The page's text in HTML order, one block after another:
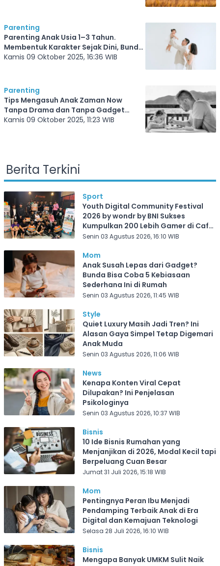
Parenting
Parenting Anak Usia 1–3 Tahun.
Membentuk Karakter Sejak Dini, Bunda
Perlu Baca
Kamis 09 Oktober 2025, 16:36 WIB
Parenting
Tips Mengasuh Anak Zaman Now
Tanpa Drama dan Tanpa Gadget
Berlebihan, Bunda Harus Tahu
Kamis 09 Oktober 2025, 11:23 WIB
Berita Terkini
Sport
Youth Digital Community Festival
2026 by wondr by BNI Sukses
Kumpulkan 200 Lebih Gamer di Cafe
Frekuensi Depok
Senin 03 Agustus 2026, 16:10 WIB
Mom
Anak Susah Lepas dari Gadget?
Bunda Bisa Coba 5 Kebiasaan
Sederhana Ini di Rumah
Senin 03 Agustus 2026, 11:45 WIB
Style
Quiet Luxury Masih Jadi Tren? Ini
Alasan Gaya Simpel Tetap Digemari
Anak Muda
Senin 03 Agustus 2026, 11:06 WIB
News
Kenapa Konten Viral Cepat
Dilupakan? Ini Penjelasan
Psikologinya
Senin 03 Agustus 2026, 10:37 WIB
Bisnis
10 Ide Bisnis Rumahan yang
Menjanjikan di 2026, Modal Kecil tapi
Berpeluang Cuan Besar
Jumat 31 Juli 2026, 15:18 WIB
Mom
Pentingnya Peran Ibu Menjadi
Pendamping Terbaik Anak di Era
Digital dan Kemajuan Teknologi
Selasa 28 Juli 2026, 16:10 WIB
Bisnis
Mengapa Banyak UMKM Sulit Naik